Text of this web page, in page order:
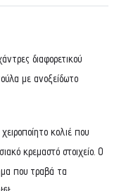
διαφορετικού
με ανοξείδωτο
κολιέ που
κρεμαστό στοιχείο. Ο
που τραβά τα